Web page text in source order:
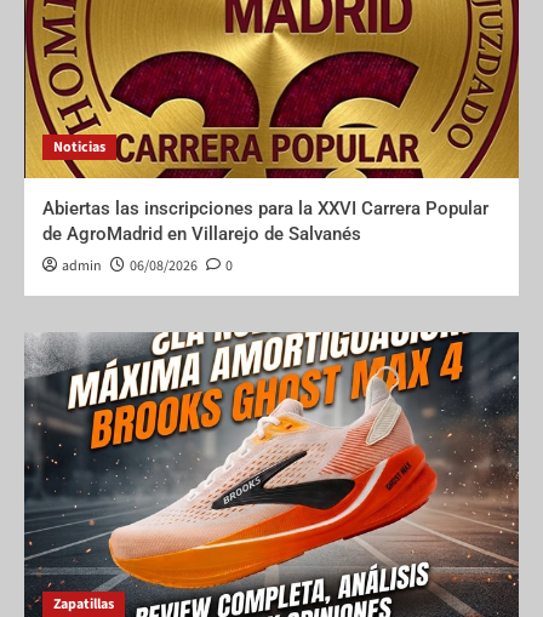
Noticias
Abiertas las inscripciones para la XXVI Carrera Popular
de AgroMadrid en Villarejo de Salvanés
admin 06/08/2026 0
Zapatillas